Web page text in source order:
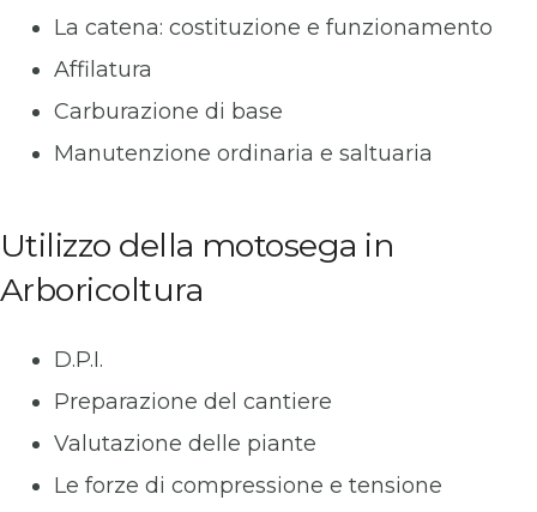
La catena: costituzione e funzionamento
Affilatura
Carburazione di base
Manutenzione ordinaria e saltuaria
Utilizzo della motosega in
Arboricoltura
D.P.I.
Preparazione del cantiere
Valutazione delle piante
Le forze di compressione e tensione